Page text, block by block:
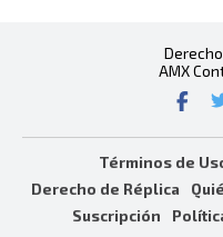
AMX
Términos de
Derecho de Réplica
Suscripción